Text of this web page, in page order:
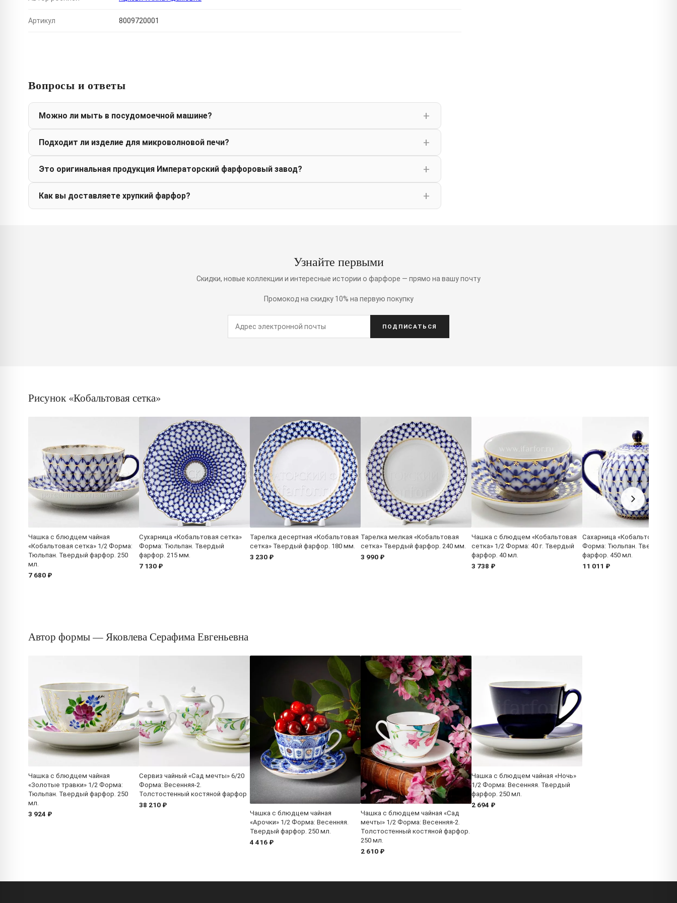
Артикул 8009720001
Вопросы и ответы
Можно ли мыть в посудомоечной машине?
Подходит ли изделие для микроволновой печи?
Это оригинальная продукция Императорский фарфоровый завод?
Как вы доставляете хрупкий фарфор?
Узнайте первыми
Скидки, новые коллекции и интересные истории о фарфоре — прямо на вашу почту
Промокод на скидку 10% на первую покупку
ПОДПИСАТЬСЯ
Рисунок «Кобальтовая сетка»
Чашка с блюдцем чайная
«Кобальтовая сетка» 1/2 Форма:
Тюльпан. Твердый фарфор. 250
мл.
7 680 ₽
Сухарница «Кобальтовая сетка»
Форма: Тюльпан. Твердый
фарфор. 215 мм.
7 130 ₽
Тарелка десертная «Кобальтовая
сетка» Твердый фарфор. 180 мм.
3 230 ₽
Тарелка мелкая «Кобальтовая
сетка» Твердый фарфор. 240 мм.
3 990 ₽
Чашка с блюдцем «Кобальтовая
сетка» 1/2 Форма: 40 г. Твердый
фарфор. 40 мл.
3 738 ₽
Сахарница «Кобальтовая
Форма: Тюльпан. Твердый
фарфор. 450 мл.
11 011 ₽
Автор формы — Яковлева Серафима Евгеньевна
Чашка с блюдцем чайная
«Золотые травки» 1/2 Форма:
Тюльпан. Твердый фарфор. 250
мл.
3 924 ₽
Сервиз чайный «Сад мечты» 6/20
Форма: Весенняя-2.
Толстостенный костяной фарфор
38 210 ₽
Чашка с блюдцем чайная
«Арочки» 1/2 Форма: Весенняя.
Твердый фарфор. 250 мл.
4 416 ₽
Чашка с блюдцем чайная «Сад
мечты» 1/2 Форма: Весенняя-2.
Толстостенный костяной фарфор.
250 мл.
2 610 ₽
Чашка с блюдцем чайная «Ночь»
1/2 Форма: Весенняя. Твердый
фарфор. 250 мл.
2 694 ₽